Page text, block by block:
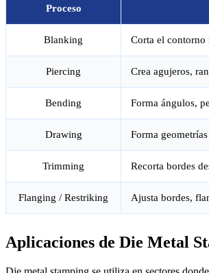
Proceso
Blanking Corta el
Piercing Crea agujeros,
Bending Forma ángulos,
Drawing Forma
Trimming Recorta bordes
Flanging / Restriking Ajusta bordes,
Aplicaciones de Die Metal